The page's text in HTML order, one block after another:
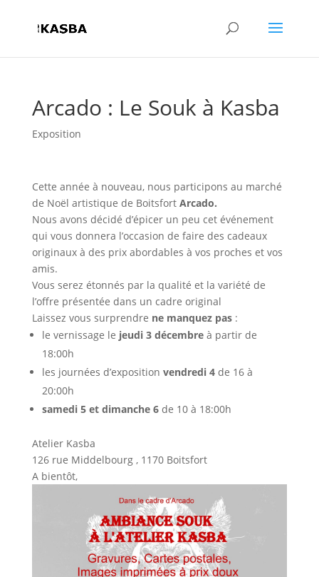
Arcado : Le Souk à Kasba
Exposition
Cette année à nouveau, nous participons au marché
de Noël artistique de Boitsfort Arcado.
Nous avons décidé d’épicer un peu cet événement
qui vous donnera l’occasion de faire des cadeaux
originaux à des prix abordables à vos proches et vos
amis.
Vous serez étonnés par la qualité et la variété de
l’offre présentée dans un cadre original
Laissez vous surprendre ne manquez pas:
le vernissage le jeudi 3 décembreà partir de
18:00h
les journées d’exposition vendredi 4de 16 à
20:00h
samedi 5 et dimanche 6 de 10 à 18:00h
Atelier Kasba
126 rue Middelbourg , 1170 Boitsfort
A bientôt,